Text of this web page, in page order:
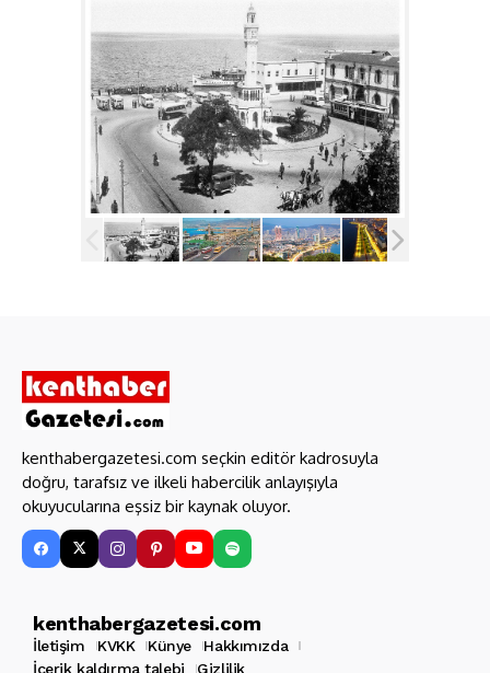
kenthabergazetesi.com seçkin editör kadrosuyla
doğru, tarafsız ve ilkeli habercilik anlayışıyla
okuyucularına eşsiz bir kaynak oluyor.
kenthabergazetesi.com
İletişim KVKK Künye
Hakkımızda
İçerik kaldırma talebi
Gizlilik